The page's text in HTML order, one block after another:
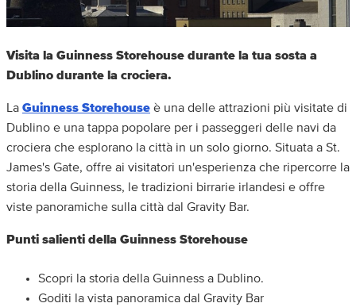
Visita la Guinness Storehouse durante la tua sosta a
Dublino durante la crociera.
La Guinness Storehouse è una delle attrazioni più visitate di
Dublino e una tappa popolare per i passeggeri delle navi da
crociera che esplorano la città in un solo giorno. Situata a St.
James's Gate, offre ai visitatori un'esperienza che ripercorre la
storia della Guinness, le tradizioni birrarie irlandesi e offre
viste panoramiche sulla città dal Gravity Bar.
Punti salienti della Guinness Storehouse
Scopri la storia della Guinness a Dublino.
Goditi la vista panoramica dal Gravity Bar